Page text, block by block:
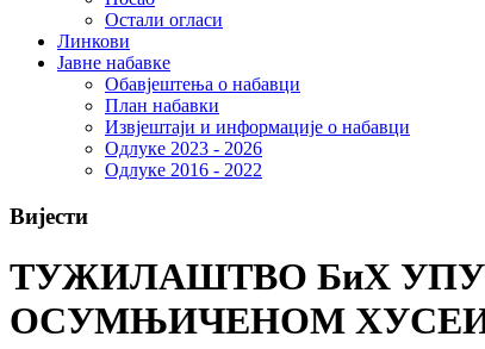
Остали огласи
Линкови
Јавне набавке
Обавјештења о набавци
План набавки
Извјештаји и информације о набавци
Одлуке 2023 - 2026
Одлуке 2016 - 2022
Вијести
ТУЖИЛАШТВО БиХ
ОСУМЊИЧЕНОМ